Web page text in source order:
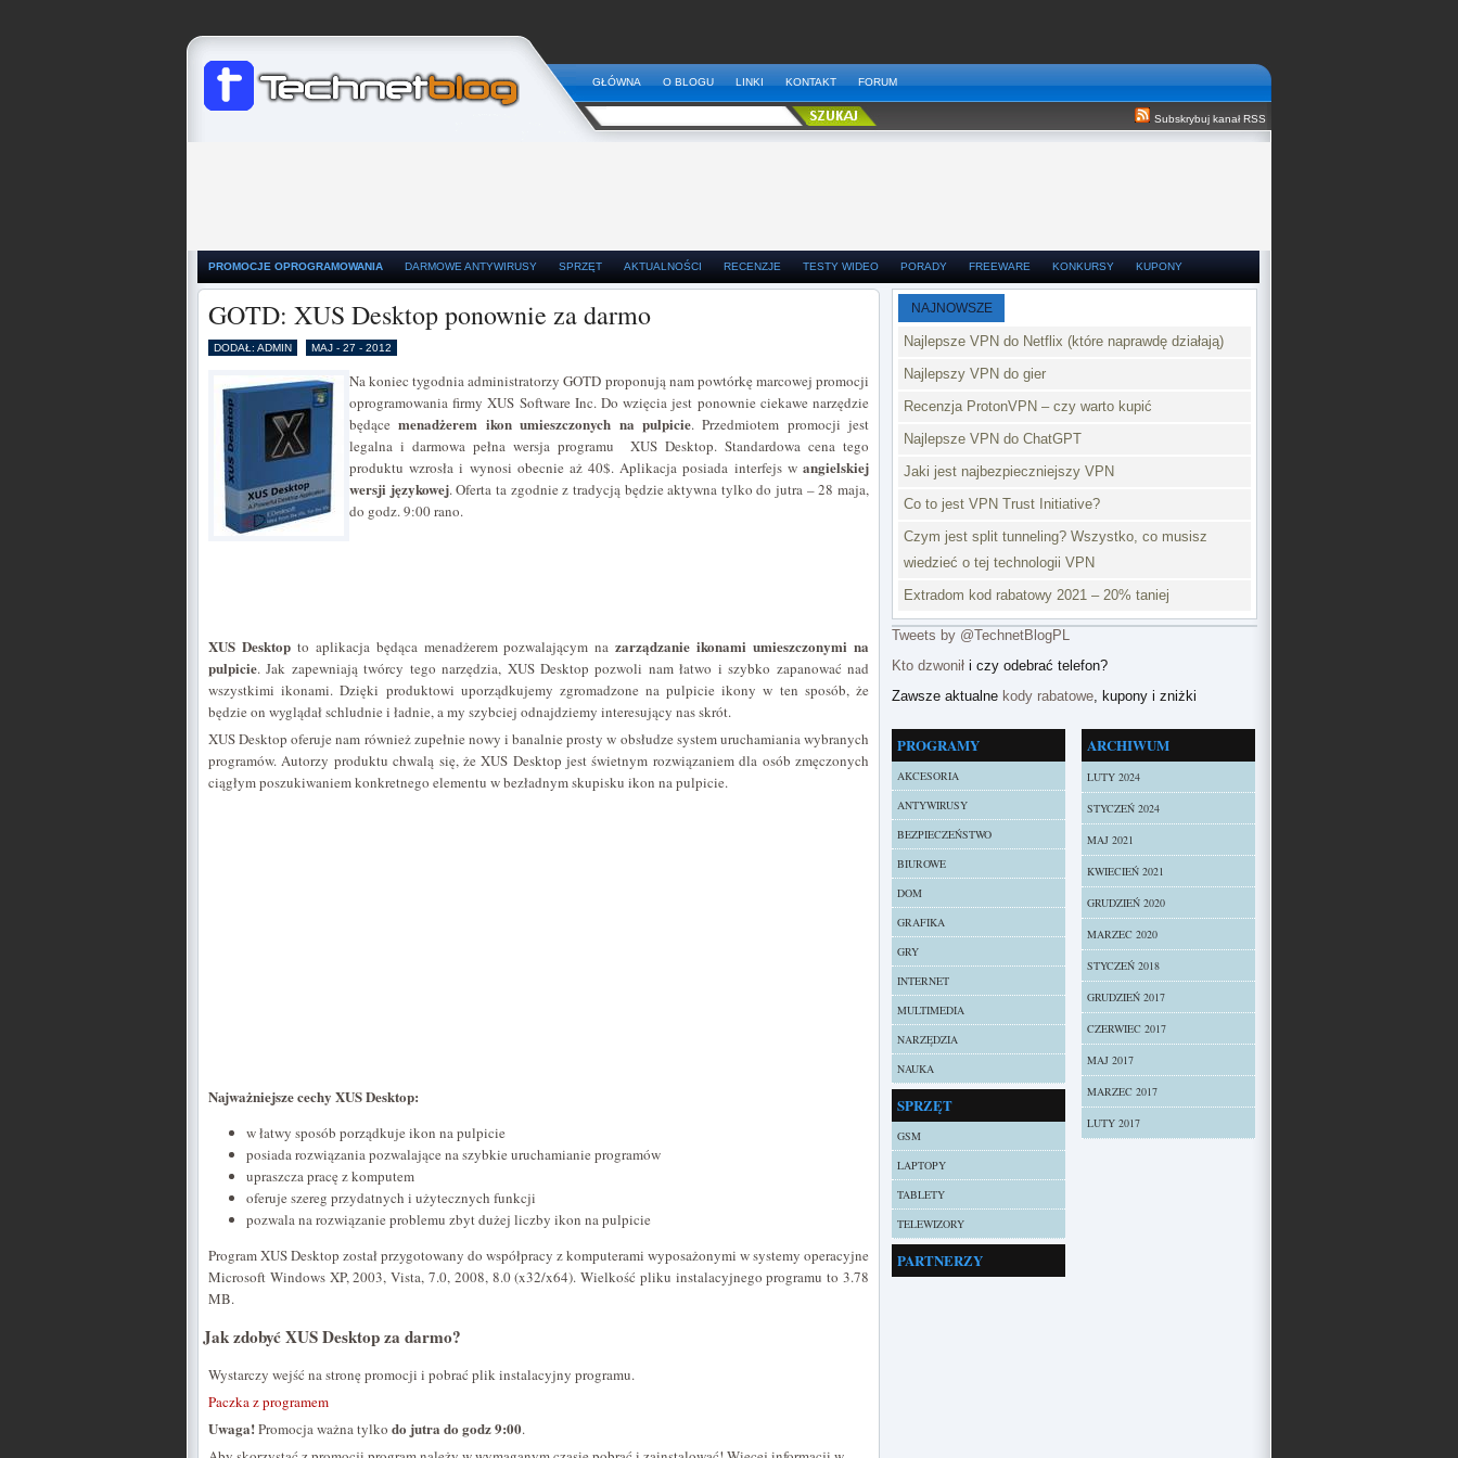
GŁÓWNA O BLOGU LINKI KONTAKT FORUM
Subskrybuj kanał RSS
PROMOCJE OPROGRAMOWANIA DARMOWE ANTYWIRUSY SPRZĘT AKTUALNOŚCI RECENZJE TESTY WIDEO PORADY FREEWARE KONKURSY KUPONY
GOTD: XUS Desktop ponownie za darmo
DODAŁ: ADMIN MAJ - 27 - 2012
Na koniec tygodnia administratorzy GOTD proponują nam powtórkę marcowej promocji
oprogramowania firmy XUS Software Inc. Do wzięcia jest ponownie ciekawe narzędzie
będącemenadżerem ikon umieszczonych na pulpicie. Przedmiotem promocji jest
legalna i darmowa pełna wersja programu XUS Desktop. Standardowa cena tego
produktu wzrosła i wynosi obecnie aż 40$. Aplikacja posiada interfejs w angielskiej
wersji językowej. Oferta ta zgodnie z tradycją będzie aktywna tylko do jutra – 28 maja,
do godz. 9:00 rano.
XUS Desktopto aplikacja będąca menadżerem pozwalającym nazarządzanie ikonami umieszczonymi na
pulpicie. Jak zapewniają twórcy tego narzędzia, XUS Desktop pozwoli nam łatwo i szybko zapanować nad
wszystkimi ikonami. Dzięki produktowi uporządkujemy zgromadzone na pulpicie ikony w ten sposób, że
będzie on wyglądał schludnie i ładnie, a my szybciej odnajdziemy interesujący nas skrót.
XUS Desktop oferuje nam również zupełnie nowy i banalnie prosty w obsłudze system uruchamiania wybranych
programów. Autorzy produktu chwalą się, że XUS Desktop jest świetnym rozwiązaniem dla osób zmęczonych
ciągłym poszukiwaniem konkretnego elementu w bezładnym skupisku ikon na pulpicie.
Najważniejsze cechy XUS Desktop:
w łatwy sposób porządkuje ikon na pulpicie
posiada rozwiązania pozwalające na szybkie uruchamianie programów
upraszcza pracę z komputem
oferuje szereg przydatnych i użytecznych funkcji
pozwala na rozwiązanie problemu zbyt dużej liczby ikon na pulpicie
Program XUS Desktop został przygotowany do współpracy z komputerami wyposażonymi w systemy operacyjne
Microsoft Windows XP, 2003, Vista, 7.0, 2008, 8.0 (x32/x64). Wielkość pliku instalacyjnego programu to 3.78
MB.
Jak zdobyć XUS Desktop za darmo?
Wystarczy wejść na stronę promocji i pobrać plik instalacyjny programu.
Paczka z programem
Uwaga!Promocja ważna tylko do jutra do godz 9:00.
NAJNOWSZE
Najlepsze VPN do Netflix (które naprawdę działają)
Najlepszy VPN do gier
Recenzja ProtonVPN – czy warto kupić
Najlepsze VPN do ChatGPT
Jaki jest najbezpieczniejszy VPN
Co to jest VPN Trust Initiative?
Czym jest split tunneling? Wszystko, co musisz
wiedzieć o tej technologii VPN
Extradom kod rabatowy 2021 – 20% taniej
Tweets by @TechnetBlogPL
Kto dzwonił i czy odebrać telefon?
Zawsze aktualne kody rabatowe, kupony i zniżki
ARCHIWUM
LUTY 2024
STYCZEŃ 2024
MAJ 2021
KWIECIEŃ 2021
GRUDZIEŃ 2020
MARZEC 2020
STYCZEŃ 2018
GRUDZIEŃ 2017
CZERWIEC 2017
MAJ 2017
MARZEC 2017
LUTY 2017
PROGRAMY
AKCESORIA
ANTYWIRUSY
BEZPIECZEŃSTWO
BIUROWE
DOM
GRAFIKA
GRY
INTERNET
MULTIMEDIA
NARZĘDZIA
NAUKA
SPRZĘT
GSM
LAPTOPY
TABLETY
TELEWIZORY
PARTNERZY